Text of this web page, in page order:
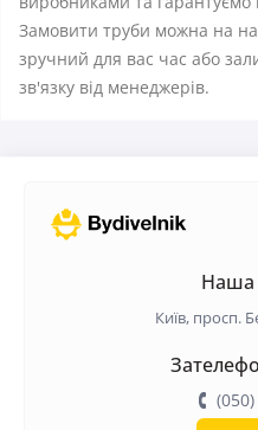
Замовити труби можна на
зручний для вас час або
зв'язку від менеджерів.
Наша
Київ, просп.